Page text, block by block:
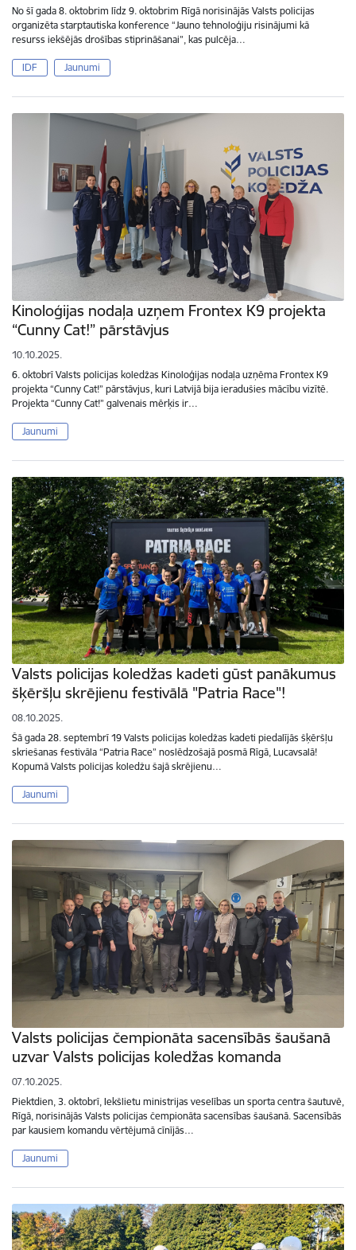
No šī gada 8. oktobrim līdz 9. oktobrim Rīgā norisinājās Valsts policijas
organizēta starptautiska konference “Jauno tehnoloģiju risinājumi kā
resurss iekšējās drošības stiprināšanai”, kas pulcēja…
IDF Jaunumi
Kinoloģijas nodaļa uzņem Frontex K9 projekta
“Cunny Cat!” pārstāvjus
10.10.2025.
6. oktobrī Valsts policijas koledžas Kinoloģijas nodaļa uzņēma Frontex K9
projekta “Cunny Cat!” pārstāvjus, kuri Latvijā bija ieradušies mācību vizītē.
Projekta “Cunny Cat!” galvenais mērķis ir…
Jaunumi
Valsts policijas koledžas kadeti gūst panākumus
šķēršļu skrējienu festivālā "Patria Race"!
08.10.2025.
Šā gada 28. septembrī 19 Valsts policijas koledžas kadeti piedalījās šķēršļu
skriešanas festivāla “Patria Race” noslēdzošajā posmā Rīgā, Lucavsalā!
Kopumā Valsts policijas koledžu šajā skrējienu…
Jaunumi
Valsts policijas čempionāta sacensībās šaušanā
uzvar Valsts policijas koledžas komanda
07.10.2025.
Piektdien, 3. oktobrī, Iekšlietu ministrijas veselības un sporta centra šautuvē,
Rīgā, norisinājās Valsts policijas čempionāta sacensības šaušanā. Sacensībās
par kausiem komandu vērtējumā cīnījās…
Jaunumi